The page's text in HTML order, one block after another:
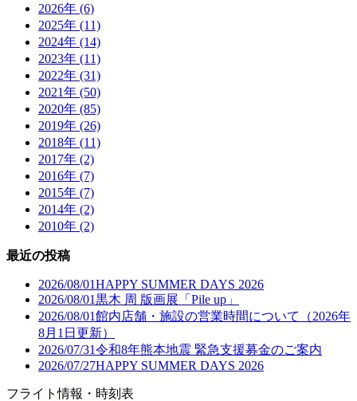
2026年 (6)
2025年 (11)
2024年 (14)
2023年 (11)
2022年 (31)
2021年 (50)
2020年 (85)
2019年 (26)
2018年 (11)
2017年 (2)
2016年 (7)
2015年 (7)
2014年 (2)
2010年 (2)
最近の投稿
2026/08/01HAPPY SUMMER DAYS 2026
2026/08/01黒木 周 版画展「Pile up」
2026/08/01館内店舗・施設の営業時間について（2026年
8月1日更新）
2026/07/31令和8年熊本地震 緊急支援募金のご案内
2026/07/27HAPPY SUMMER DAYS 2026
フライト情報・時刻表